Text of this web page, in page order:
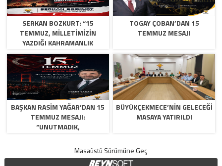
SERKAN BOZKURT: “15
TEMMUZ, MILLETIMIZIN
YAZDIĞI KAHRAMANLIK
DESTANIDIR”
TOGAY ÇOBAN’DAN 15
TEMMUZ MESAJI
BAŞKAN RASIM YAĞAR’DAN 15
TEMMUZ MESAJI:
“UNUTMADIK,
BÜYÜKÇEKMECE’NİN GELECEĞİ
MASAYA YATIRILDI
Masaüstü Sürümüne Geç